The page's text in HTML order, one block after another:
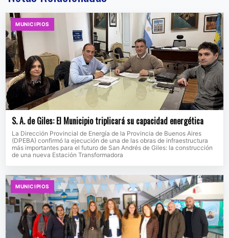
MUNICIPIOS
S. A. de Giles: El Municipio triplicará su capacidad energética
La Dirección Provincial de Energía de la Provincia de Buenos Aires
(DPEBA) confirmó la ejecución de una de las obras de infraestructura
más importantes para el futuro de San Andrés de Giles: la construcción
de una nueva Estación Transformadora
MUNICIPIOS